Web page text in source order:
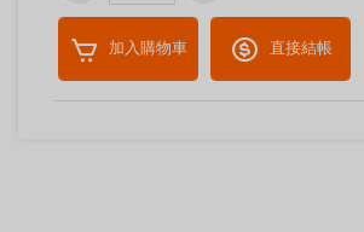
加入購物車 直接結帳